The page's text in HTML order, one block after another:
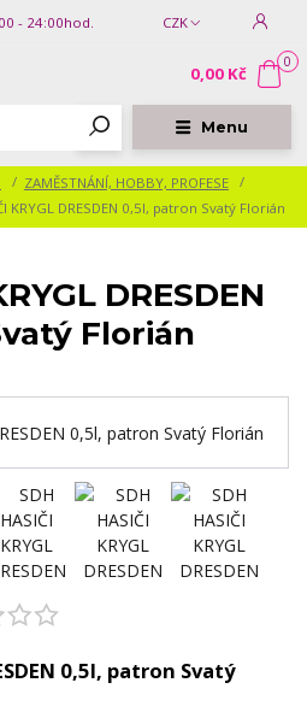
Menu
CZK
- 24:00hod.
0
0,00 Kč
ZAMĚSTNÁNÍ, HOBBY, PROFESE
KRYGL DRESDEN 0,5l, patron Svatý Florián
DRESDEN
Florián
0,5l, patron Svatý